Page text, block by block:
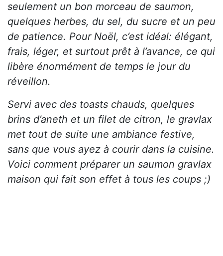
seulement un bon morceau de saumon,
quelques herbes, du sel, du sucre et un peu
de patience. Pour Noël, c’est idéal: élégant,
frais, léger, et surtout prêt à l’avance, ce qui
libère énormément de temps le jour du
réveillon.
Servi avec des toasts chauds, quelques
brins d’aneth et un filet de citron, le gravlax
met tout de suite une ambiance festive,
sans que vous ayez à courir dans la cuisine.
Voici comment préparer un saumon gravlax
maison qui fait son effet à tous les coups ;)